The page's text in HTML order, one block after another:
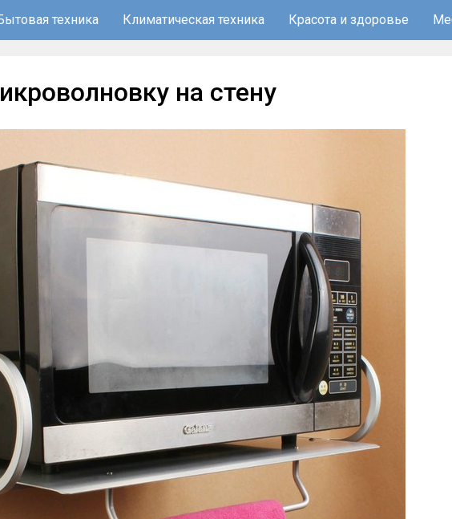
техника Климатическая техника Красота и здоровье
на стену